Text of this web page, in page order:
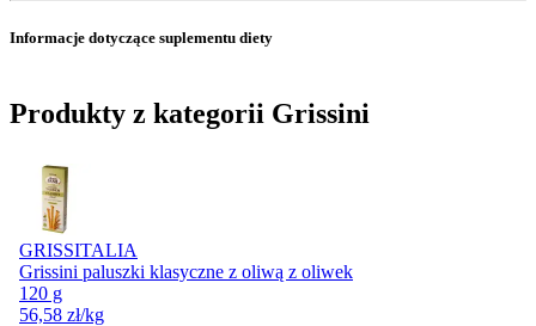
Informacje dotyczące suplementu diety
Produkty z kategorii Grissini
GRISSITALIA
Grissini paluszki klasyczne z oliwą z oliwek
120 g
56,58 zł/kg